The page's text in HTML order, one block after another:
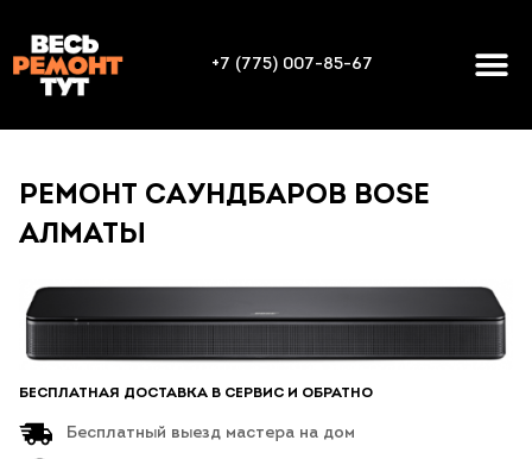
+7 (775) 007-85-67
РЕМОНТ САУНДБАРОВ BOSE
АЛМАТЫ
БЕСПЛАТНАЯ ДОСТАВКА В СЕРВИС И ОБРАТНО
Бесплатный выезд мастера на дом